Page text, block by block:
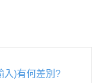
入)有何差別?